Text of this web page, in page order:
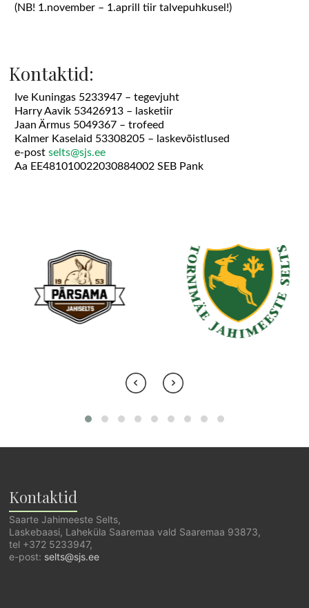
(NB! 1.november – 1.aprill tiir talvepuhkusel!)
Kontaktid:
Ive Kuningas 5233947 – tegevjuht
Harry Aavik 53426913 – lasketiir
Jaan Ärmus 5049367 – trofeed
Kalmer Kaselaid 53308205 – laskevõistlused
e-postselts@sjs.ee
Aa EE481010022030884002 SEB Pank
Kontaktid
Saarte Jahimeeste Selts,
Laskebaasi, Laheküla Saaremaa vald Saaremaa 93873,
tel +372 5233947,
e-post: selts@sjs.ee